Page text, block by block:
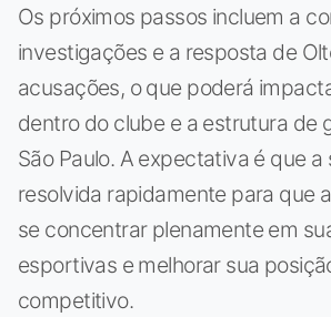
Os próximos passos incluem a
investigações e a resposta de
acusações, o que poderá
dentro do clube e a estrutura de
São Paulo. A expectativa é que a
resolvida rapidamente para que
se concentrar plenamente em
esportivas e melhorar sua
competitivo.